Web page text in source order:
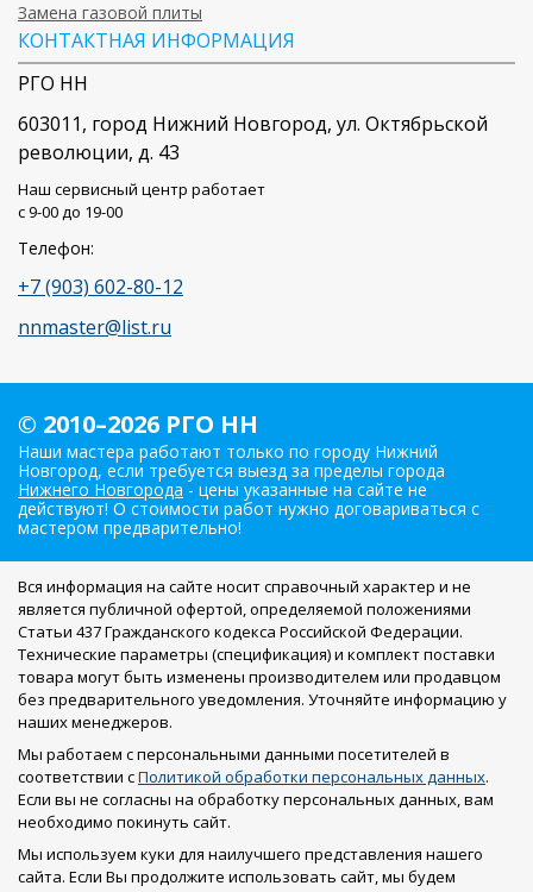
Замена газовой плиты
КОНТАКТНАЯ ИНФОРМАЦИЯ
РГО НН
603011, город Нижний Новгород, ул. Октябрьской
революции, д. 43
Наш сервисный центр работает
c 9-00 до 19-00
Телефон:
+7 (903) 602-80-12
nnmaster@list.ru
© 2010–2026 РГО НН
Наши мастера работают только по городу Нижний
Новгород, если требуется выезд за пределы города
Нижнего Новгорода - цены указанные на сайте не
действуют! О стоимости работ нужно договариваться с
мастером предварительно!
Вся информация на сайте носит справочный характер и не
является публичной офертой, определяемой положениями
Статьи 437 Гражданского кодекса Российской Федерации.
Технические параметры (спецификация) и комплект поставки
товара могут быть изменены производителем или продавцом
без предварительного уведомления. Уточняйте информацию у
наших менеджеров.
Мы работаем с персональными данными посетителей в
соответствии сПолитикой обработки персональных данных.
Если вы не согласны на обработку персональных данных, вам
необходимо покинуть сайт.
Мы используем куки для наилучшего представления нашего
сайта. Если Вы продолжите использовать сайт, мы будем